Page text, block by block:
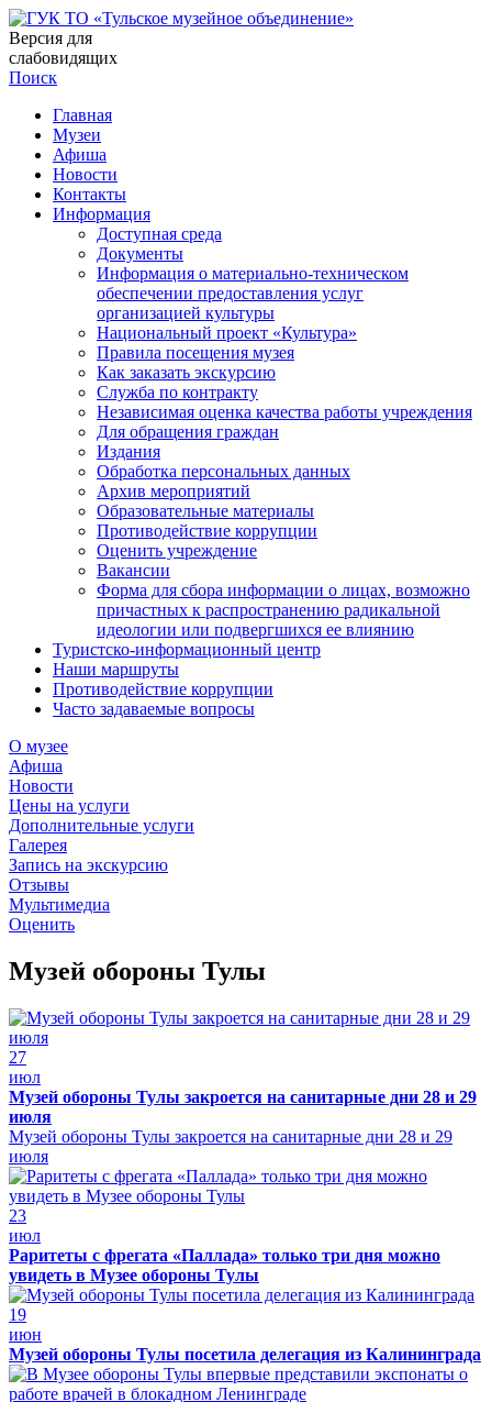
Версия для
слабовидящих
Поиск
Главная
Музеи
Афиша
Новости
Контакты
Информация
Доступная среда
Документы
Информация о материально-техническом
обеспечении предоставления услуг
организацией культуры
Национальный проект «Культура»
Правила посещения музея
Как заказать экскурсию
Служба по контракту
Независимая оценка качества работы учреждения
Для обращения граждан
Издания
Обработка персональных данных
Архив мероприятий
Образовательные материалы
Противодействие коррупции
Оценить учреждение
Вакансии
Форма для сбора информации о лицах, возможно
причастных к распространению радикальной
идеологии или подвергшихся ее влиянию
Туристско-информационный центр
Наши маршруты
Противодействие коррупции
Часто задаваемые вопросы
О музее
Афиша
Новости
Цены на услуги
Дополнительные услуги
Галерея
Запись на экскурсию
Отзывы
Мультимедиа
Оценить
Музей обороны Тулы
27
июл
Музей обороны Тулы закроется на санитарные дни 28 и 29
июля
Музей обороны Тулы закроется на санитарные дни 28 и 29
июля
23
июл
Раритеты с фрегата «Паллада» только три дня можно
увидеть в Музее обороны Тулы
19
июн
Музей обороны Тулы посетила делегация из Калининграда